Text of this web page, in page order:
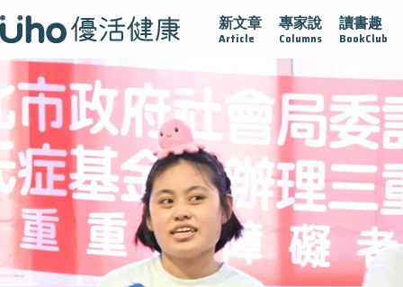
新文章
Article
專家說
Columns
讀書趣
BookClub
疫情保衛戰 再生醫學 愛的未來視 認識攝護腺肥大